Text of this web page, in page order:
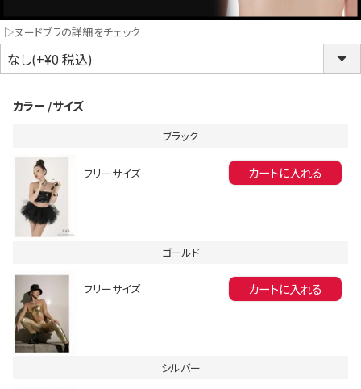
▷ヌードブラの詳細をチェック
カラー サイズ
ブラック
フリーサイズ カートに入れる
ゴールド
フリーサイズ カートに入れる
シルバー